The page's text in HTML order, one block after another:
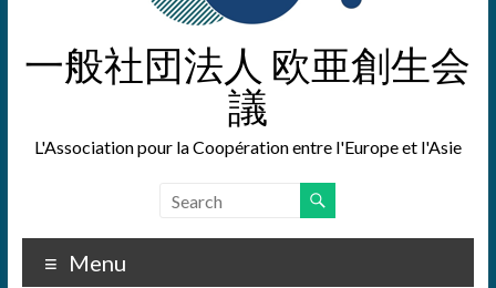
一般社団法人 欧亜創生会
議
L'Association pour la Coopération entre l'Europe et l'Asie
Menu